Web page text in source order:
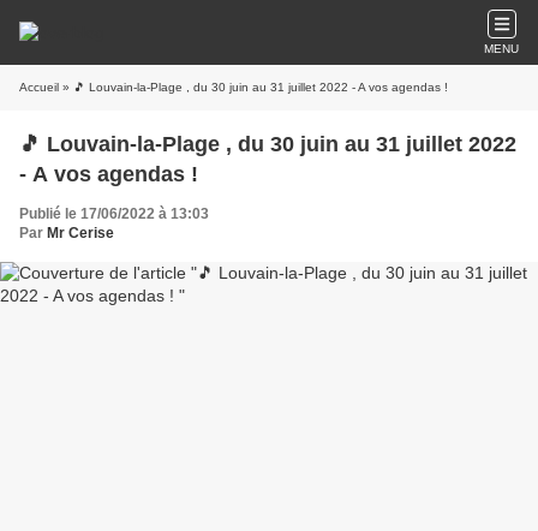
MENU
Accueil » 🎵 Louvain-la-Plage , du 30 juin au 31 juillet 2022 - A vos agendas !
🎵 Louvain-la-Plage , du 30 juin au 31 juillet 2022
- A vos agendas !
Publié le 17/06/2022 à 13:03
Par Mr Cerise